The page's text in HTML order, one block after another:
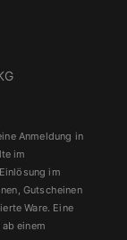
Anmeldung in
im
im
Gutscheinen
Ware. Eine
einem